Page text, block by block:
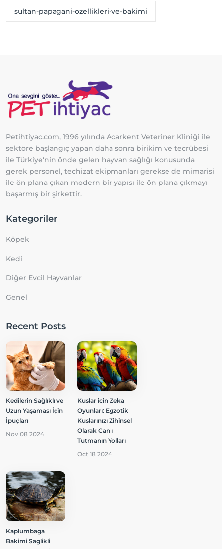
sultan-papagani-ozellikleri-ve-bakimi
Petihtiyac.com, 1996 yılında Acarkent Veteriner Kliniği ile
sektöre başlangıç yapan daha sonra birikim ve tecrübesi
ile Türkiye'nin önde gelen hayvan sağlığı konusunda
gerek personel, techizat ekipmanları gerekse de mimarisi
ile ön plana çıkan modern bir yapısı ile ön plana çıkmayı
başarmış bir şirkettir.
Kategoriler
Köpek
Kedi
Diğer Evcil Hayvanlar
Genel
Recent Posts
Kedilerin Sağlıklı ve
Uzun Yaşaması İçin
İpuçları
Nov 08 2024
Kuslar icin Zeka
Oyunları: Egzotik
Kuslarınızı Zihinsel
Olarak Canlı
Tutmanın Yolları
Oct 18 2024
Kaplumbaga
Bakimi Saglikli